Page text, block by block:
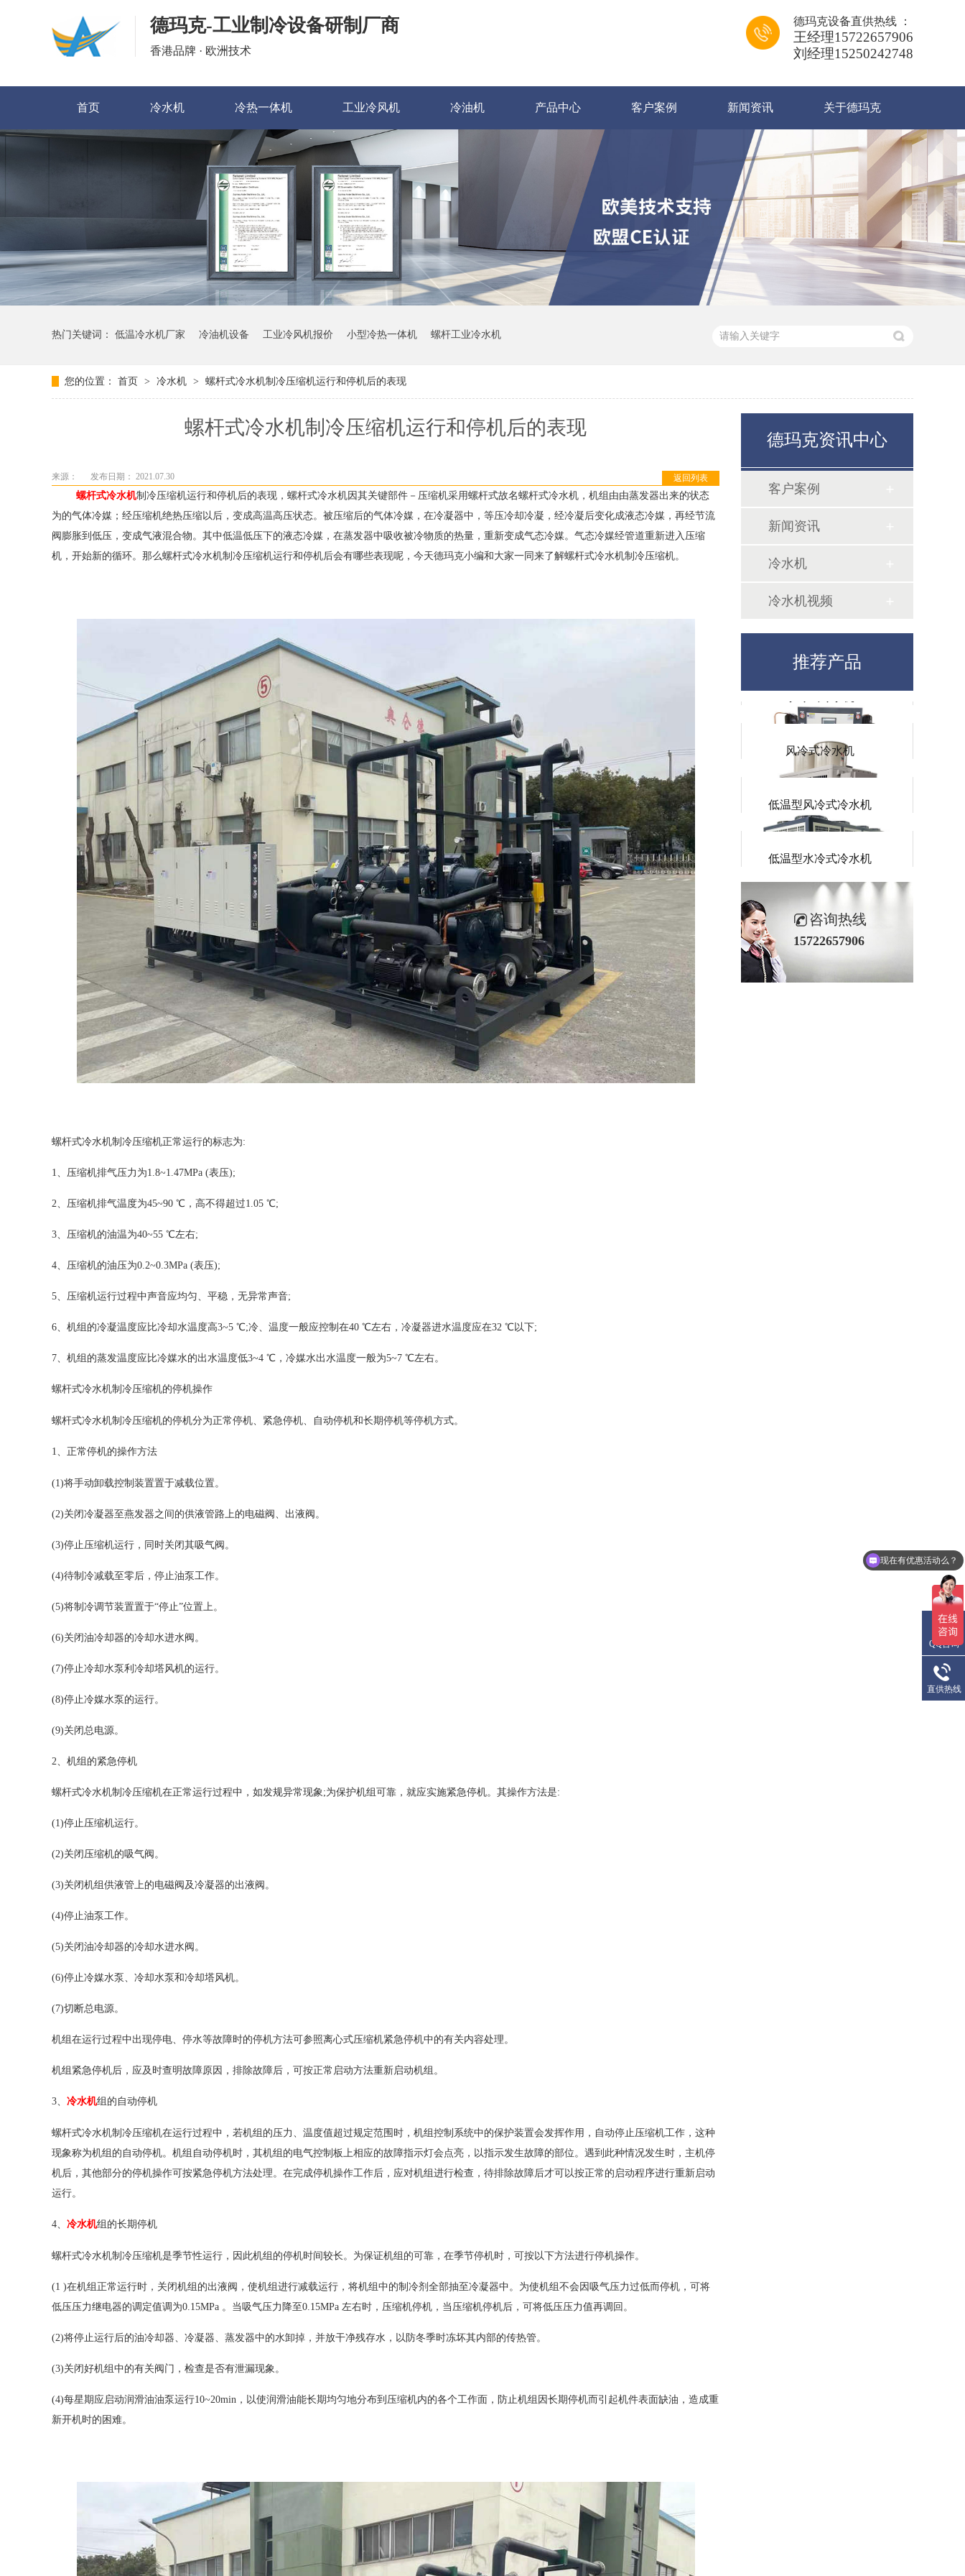
德玛克-工业制冷设备研制厂商
香港品牌 · 欧洲技术
德玛克设备直供热线 ：
王经理15722657906
刘经理15250242748
首页 冷水机 冷热一体机 工业冷风机 冷油机 产品中心 客户案例 新闻资讯 关于德玛克
热门关键词： 低温冷水机厂家 冷油机设备 工业冷风机报价 小型冷热一体机 螺杆工业冷水机
您的位置： 首页 > 冷水机 > 螺杆式冷水机制冷压缩机运行和停机后的表现
螺杆式冷水机制冷压缩机运行和停机后的表现
返回列表
来源： 发布日期： 2021.07.30
螺杆式冷水机制冷压缩机运行和停机后的表现，螺杆式冷水机因其关键部件－压缩机采用螺杆式故名螺杆式冷水机，机组由由蒸发器出来的状态
为的气体冷媒；经压缩机绝热压缩以后，变成高温高压状态。被压缩后的气体冷媒，在冷凝器中，等压冷却冷凝，经冷凝后变化成液态冷媒，再经节流
阀膨胀到低压，变成气液混合物。其中低温低压下的液态冷媒，在蒸发器中吸收被冷物质的热量，重新变成气态冷媒。气态冷媒经管道重新进入压缩
机，开始新的循环。 那么螺杆式冷水机制冷压缩机运行和停机后会有哪些表现呢，今天德玛克小编和大家一同来了解螺杆式冷水机制冷压缩机。
螺杆式冷水机制冷压缩机正常运行的标志为:
1、压缩机排气压力为1.8~1.47MPa (表压);
2、压缩机排气温度为45~90 ℃，高不得超过1.05 ℃;
3、压缩机的油温为40~55 ℃左右;
4、压缩机的油压为0.2~0.3MPa (表压);
5、压缩机运行过程中声音应均匀、平稳，无异常声音;
6、机组的冷凝温度应比冷却水温度高3~5 ℃;冷、温度一般应控制在40 ℃左右，冷凝器进水温度应在32 ℃以下;
7、机组的蒸发温度应比冷媒水的出水温度低3~4 ℃，冷媒水出水温度一般为5~7 ℃左右。
螺杆式冷水机制冷压缩机的停机操作
螺杆式冷水机制冷压缩机的停机分为正常停机、紧急停机、自动停机和长期停机等停机方式。
1、正常停机的操作方法
(1)将手动卸载控制装置置于减载位置。
(2)关闭冷凝器至燕发器之间的供液管路上的电磁阀、出液阀。
(3)停止压缩机运行，同时关闭其吸气阀。
(4)待制冷减载至零后，停止油泵工作。
(5)将制冷调节装置置于“停止”位置上。
(6)关闭油冷却器的冷却水进水阀。
(7)停止冷却水泵利冷却塔风机的运行。
(8)停止冷媒水泵的运行。
(9)关闭总电源。
2、机组的紧急停机
螺杆式冷水机制冷压缩机在正常运行过程中，如发规异常现象 ;为保护机组可靠，就应实施紧急停机。其操作方法是:
(1)停止压缩机运行。
(2)关闭压缩机的吸气阀。
(3)关闭机组供液管上的电磁阀及冷凝器的出液阀。
(4)停止油泵工作。
(5)关闭油冷却器的冷却水进水阀。
(6)停止冷媒水泵、冷却水泵和冷却塔风机。
(7)切断总电源。
机组在运行过程中出现停电、停水等故障时的停机方法可参照离心式压缩机紧急停机中的有关内容处理。
机组紧急停机后，应及时查明故障原因，排除故障后，可按正常启动方法重新启动机组。
3、 冷水机组的自动停机
螺杆式冷水机制冷压缩机在运行过程中，若机组的压力、温度值超过规定范围时，机组控制系统中的保护装置会发挥作用，自动停止压缩机工作，这种
现象称为机组的自动停机。机组自动停机时，其机组的电气控制板上相应的故障指示灯会点亮，以指示发生故障的部位。遇到此种情况发生时，主机停
机后，其他部分的停机操作可按紧急停机方法处理。在完成停机操作工作后，应对机组进行检查，待排除故障后才可以按正常的启动程序进行重新启动
运行。
4、 冷水机组的长期停机
螺杆式冷水机制冷压缩机是季节性运行，因此机组的停机时间较长。为保证机组的可靠，在季节停机时，可按以下方法进行停机操作。
(1 )在机组正常运行时，关闭机组的出液阀，使机组进行减载运行，将机组中的制冷剂全部抽至冷凝器中。为使机组不会因吸气压力过低而停机，可将
低压压力继电器的调定值调为0.15MPa 。当吸气压力降至0.15MPa 左右时，压缩机停机，当压缩机停机后，可将低压压力值再调回。
(2)将停止运行后的油冷却器、冷凝器、蒸发器中的水卸掉，并放干净残存水，以防冬季时冻坏其内部的传热管。
(3)关闭好机组中的有关阀门，检查是否有泄漏现象。
(4)每星期应启动润滑油油泵运行10~20min，以使润滑油能长期均匀地分布到压缩机内的各个工作面，防止机组因长期停机而引起机件表面缺油，造成重
新开机时的困难。
德玛克资讯中心
客户案例
新闻资讯
冷水机
冷水机视频
推荐产品
防爆式冷水机
风冷螺杆冷水机
咨询热线
15722657906
QQ咨询
直供热线
现在有优惠活动么？